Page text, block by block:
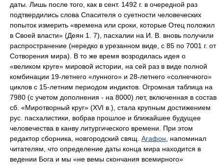
даты. Лишь после того, как в сент. 1492 г. в очередной раз
подтвердились слова Спасителя о суетности человеческих
попыток измерить «времена или сроки, которые Отец положил
в Своей власти» (Деян 1. 7), пасхалии на И. В. вновь получили
распространение (нередко в урезанном виде, с 85 по 7001 г. от
Сотворения мира). В то же время возродилась идея о
«великом круге» мировой истории, на сей раз в виде полной
комбинации 19-летнего «лунного» и 28-летнего «солнечного»
циклов с 15-летним периодом индиктов. Огромная таблица на
7980 (с учетом дополнения - на 8000) лет, включенная в состав
сб. «Миротворный круг» (XVI в.), стала крупным достижением
рус. пасхалистики, вобрав прошлое и ближайшее будущее
человечества в канву литургического времени. При этом
редактор сборника, новгородский свящ. Агафон , напоминал
читателям, что определение даты конца мира находится в
ведении Бога и мы «не вемы скончания всемирного»